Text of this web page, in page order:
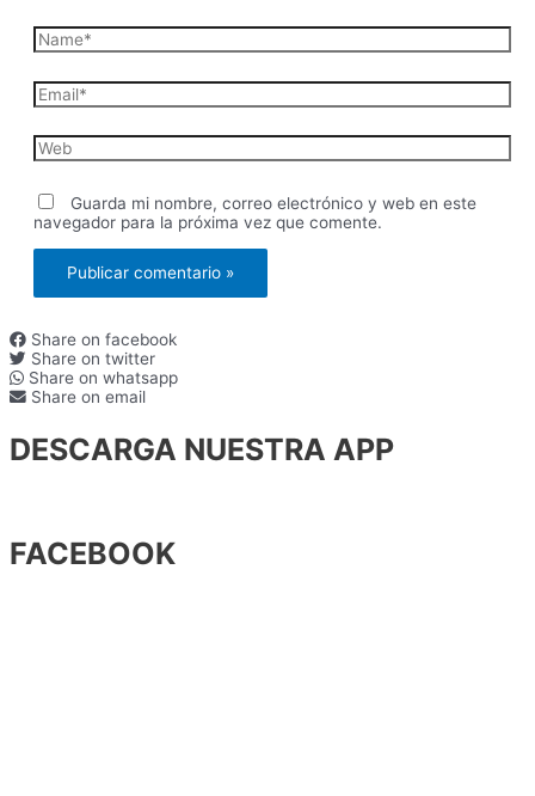
Name*
Email*
Web
Guarda mi nombre, correo electrónico y web en este
navegador para la próxima vez que comente.
Share on facebook
Share on twitter
Share on whatsapp
Share on email
DESCARGA NUESTRA APP
FACEBOOK